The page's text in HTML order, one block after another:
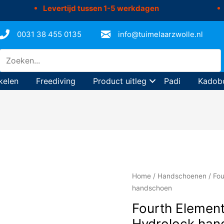
Levertijd tussen 1-5 werkdagen
0031 38 455 0135 info@tuimelaarzwolle.nl
Freediving Product uitleg Padi
Home / Handschoenen /
handschoen
Fourth